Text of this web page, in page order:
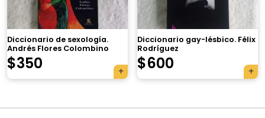
Diccionario de sexología.
Andrés Flores Colombino
$350
Diccionario gay-lésbico. Félix
Rodríguez
$600
Tu carrito está vacío.
Agregá un producto y aparecerá acá
automáticamente.